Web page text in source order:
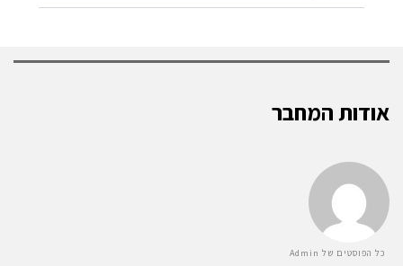
אודות המחבר
כל הפוסטים של Admin